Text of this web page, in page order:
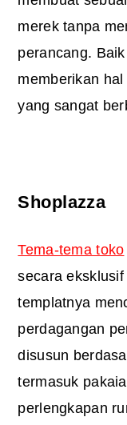
merek tanpa
perancang.
memberikan
yang sangat
Shoplazza
Tema-tema toko
secara
templatnya
perdagangan
disusun
termasuk
perlengkapan